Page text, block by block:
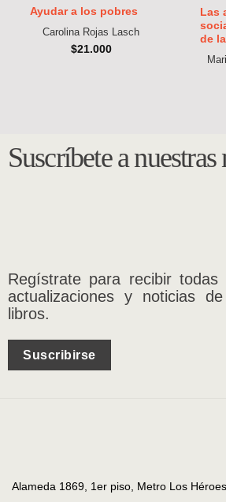
Ayudar a los pobres
Carolina Rojas Lasch
$21.000
Las
de
Suscríbete a nuestras
Regístrate para recibir todas
actualizaciones y noticias
libros.
Suscribirse
Alameda 1869, 1er piso, Metro Los